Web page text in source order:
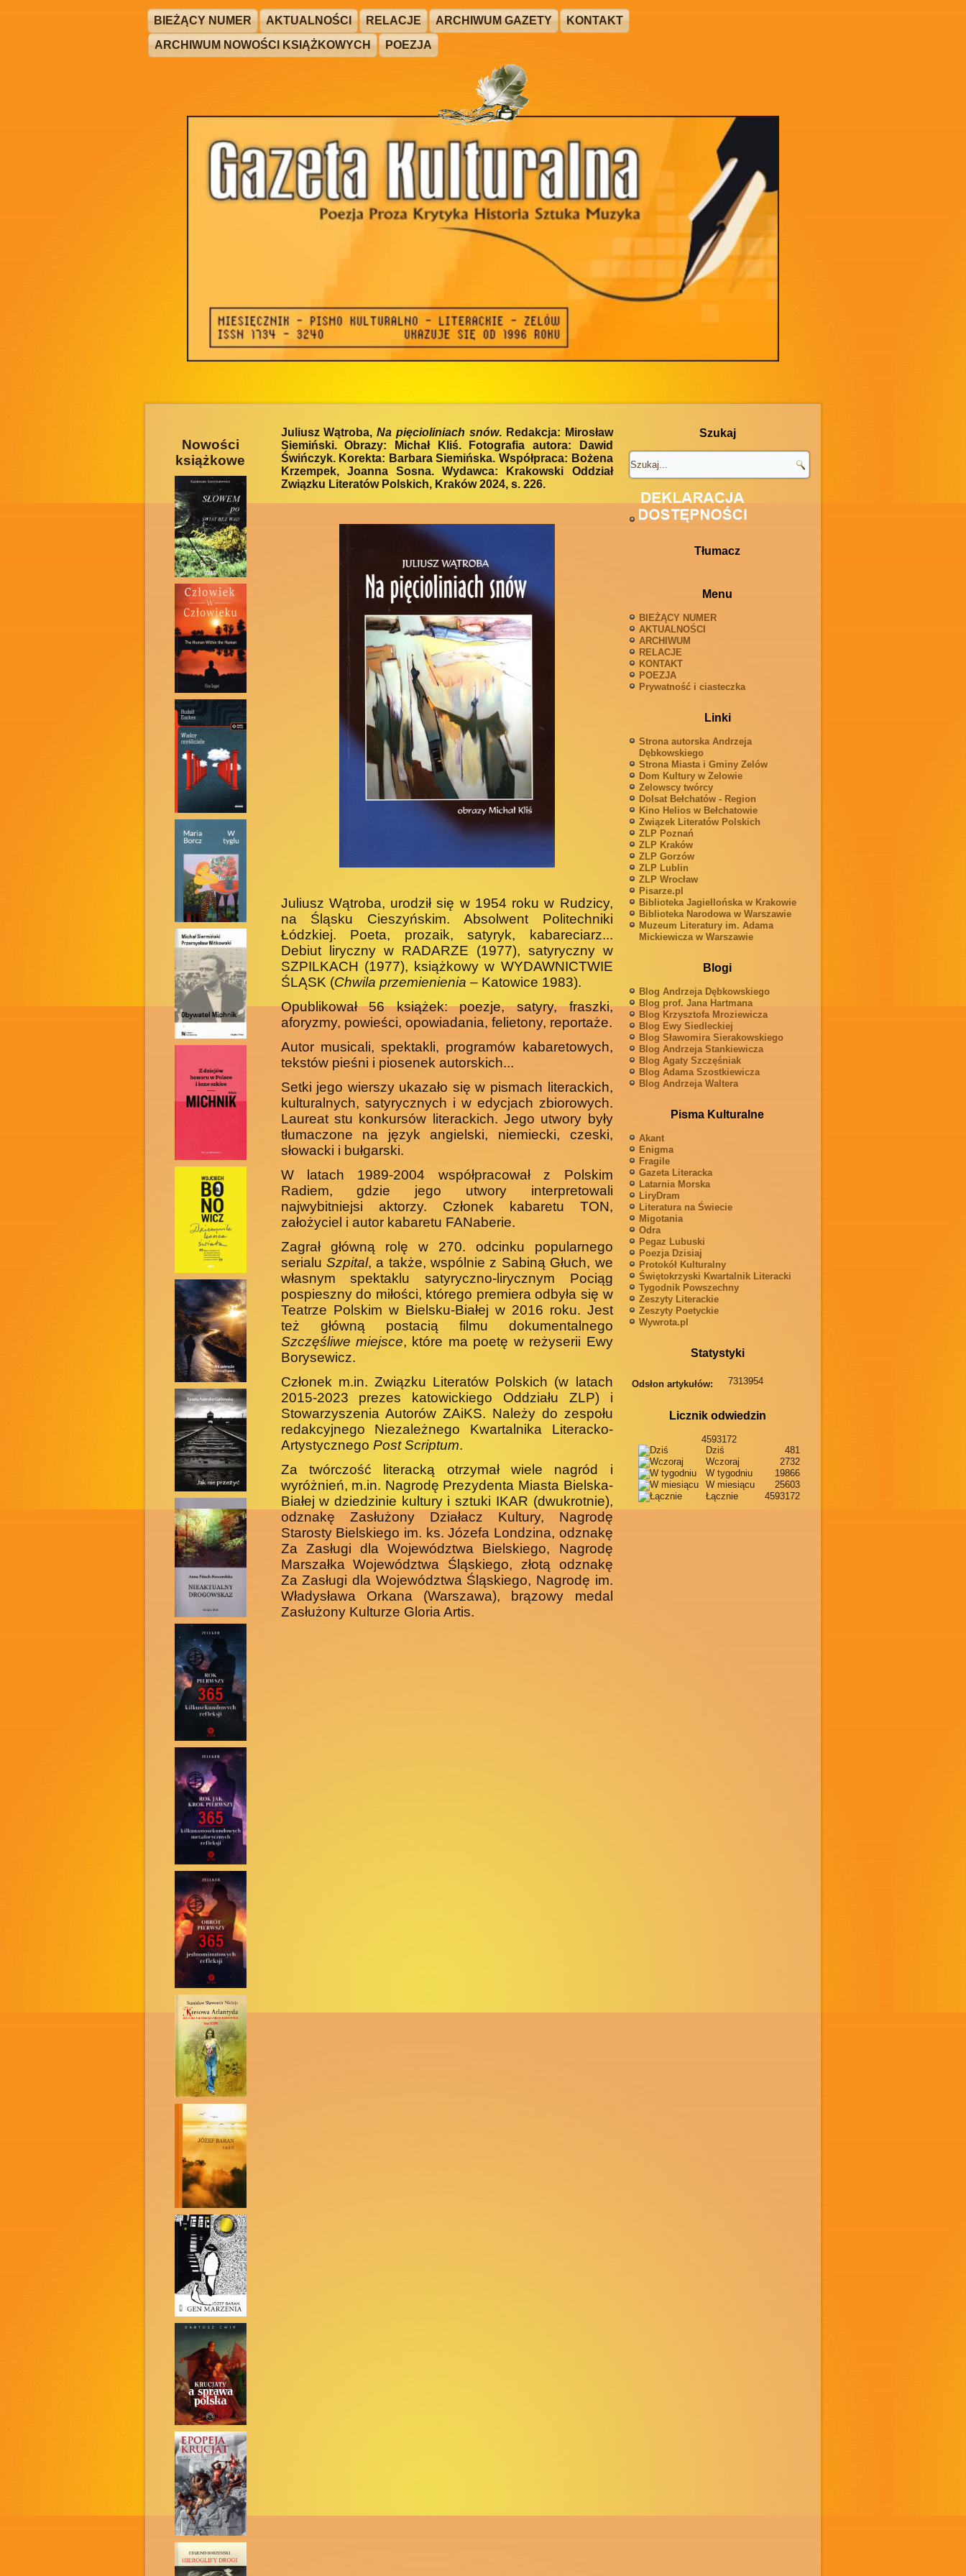
BIEŻĄCY NUMER AKTUALNOŚCI RELACJE ARCHIWUM GAZETY
KONTAKT
ARCHIWUM NOWOŚCI KSIĄŻKOWYCH
POEZJA
Nowości
książkowe
Juliusz Wątroba,Na pięcioliniach snów. Redakcja: Mirosław
Siemiński. Obrazy: Michał Kliś. Fotografia autora: Dawid
Świńczyk. Korekta: Barbara Siemińska. Współpraca: Bożena
Krzempek, Joanna Sosna. Wydawca: Krakowski Oddział
Związku Literatów Polskich, Kraków 2024, s. 226.
Juliusz Wątroba, urodził się w 1954 roku w Ru­dzicy,
na Śląsku Cieszyńskim. Absol­went Politechniki
Łódzkiej. Poeta, prozaik, satyryk, kabareciarz...
Debiut liryczny w RADARZE (1977), satyrycz­ny w
SZPILKACH (1977), książkowy w WYDAWNICTWIE
ŚLĄSK (Chwila przemienienia – Katowice 1983).
Opublikował 56 książek: poezje, satyry, fraszki,
aforyzmy, powieści, opowiadania, felietony, reportaże.
Autor musicali, spektakli, programów kabaretowych,
tekstów pieśni i piosenek autorskich...
Setki jego wierszy ukazało się w pismach literackich,
kultural­nych, satyrycznych i w edycjach zbiorowych.
Laureat stu konkur­sów literackich. Jego utwory były
tłumaczone na język angielski, niemiecki, czeski,
słowacki i bułgarski.
W latach 1989-2004 współpracował z Polskim
Radiem, gdzie jego utwory interpretowali
najwybitniejsi aktorzy. Członek ka­baretu TON,
założyciel i autor kabaretu FANaberie.
Zagrał główną rolę w 270. odcinku popularnego
serialu Szpital, a także, wspólnie z Sabiną Głuch, we
własnym spektaklu satyryczno-lirycznym Pociąg
pospieszny do miłości, którego premie­ra odbyła się w
Teatrze Polskim w Bielsku-Białej w 2016 roku. Jest
też główną postacią filmu dokumentalnego
Szczęśliwe miejsce, które ma poetę w reżyserii Ewy
Borysewicz.
Członek m.in. Związku Literatów Polskich (w latach
2015-2023 prezes katowickiego Oddziału ZLP) i
Stowarzyszenia Autorów ZAiKS. Należy do zespołu
redakcyjnego Niezależnego Kwartalni­ka Literacko-
Artystycznego Post Scriptum.
Za twórczość literacką otrzymał wiele nagród i
wyróżnień, m.in. Nagrodę Prezydenta Miasta Bielska-
Białej w dziedzinie kultury i sztuki IKAR (dwukrotnie),
odznakę Zasłużony Działacz Kultury, Na­grodę
Starosty Bielskiego im. ks. Józefa Londzina, odznakę
Za Za­sługi dla Województwa Bielskiego, Nagrodę
Marszałka Wojewódz­twa Śląskiego, złotą odznakę
Za Zasługi dla Województwa Śląskiego, Nagrodę im.
Władysława Orkana (Warszawa), brązowy medal
Zasłużony Kulturze Gloria Artis.
Szukaj
Tłumacz
Menu
BIEŻĄCY NUMER
AKTUALNOŚCI
ARCHIWUM
RELACJE
KONTAKT
POEZJA
Prywatność i ciasteczka
Linki
Strona autorska Andrzeja
Dębkowskiego
Strona Miasta i Gminy Zelów
Dom Kultury w Zelowie
Zelowscy twórcy
Dolsat Bełchatów - Region
Kino Helios w Bełchatowie
Związek Literatów Polskich
ZLP Poznań
ZLP Kraków
ZLP Gorzów
ZLP Lublin
ZLP Wrocław
Pisarze.pl
Biblioteka Jagiellońska w Krakowie
Biblioteka Narodowa w Warszawie
Muzeum Literatury im. Adama
Mickiewicza w Warszawie
Blogi
Blog Andrzeja Dębkowskiego
Blog prof. Jana Hartmana
Blog Krzysztofa Mroziewicza
Blog Ewy Siedleckiej
Blog Sławomira Sierakowskiego
Blog Andrzeja Stankiewicza
Blog Agaty Szczęśniak
Blog Adama Szostkiewicza
Blog Andrzeja Waltera
Pisma Kulturalne
Akant
Enigma
Fragile
Gazeta Literacka
Latarnia Morska
LiryDram
Literatura na Świecie
Migotania
Odra
Pegaz Lubuski
Poezja Dzisiaj
Protokół Kulturalny
Świętokrzyski Kwartalnik Literacki
Tygodnik Powszechny
Zeszyty Literackie
Zeszyty Poetyckie
Wywrota.pl
Statystyki
Odsłon artykułów: 7313954
Licznik odwiedzin
4593172
Dziś
481
Wczoraj
2732
W tygodniu
19866
W miesiącu
25603
Łącznie
4593172